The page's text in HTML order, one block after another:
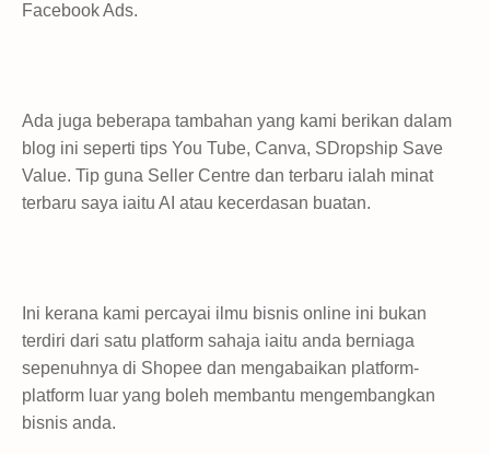
Facebook Ads.
Ada juga beberapa tambahan yang kami berikan dalam
blog ini seperti tips You Tube, Canva, SDropship Save
Value. Tip guna Seller Centre dan terbaru ialah minat
terbaru saya iaitu AI atau kecerdasan buatan.
Ini kerana kami percayai ilmu bisnis online ini bukan
terdiri dari satu platform sahaja iaitu anda berniaga
sepenuhnya di Shopee dan mengabaikan platform-
platform luar yang boleh membantu mengembangkan
bisnis anda.